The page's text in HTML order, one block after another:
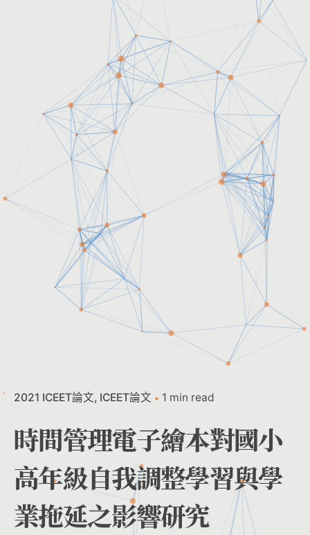
2021 ICEET論文 ICEET論文 1 min read
時間管理電子繪本對國小
高年級自我調整學習與學
業拖延之影響研究